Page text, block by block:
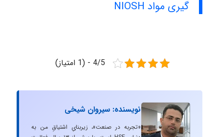
گیری مواد NIOSH
4/5 - (1 امتیاز)
نویسنده: سیروان شیخی
«تجربه در صنعت»، زیربنایِ اشتیاقِ من به